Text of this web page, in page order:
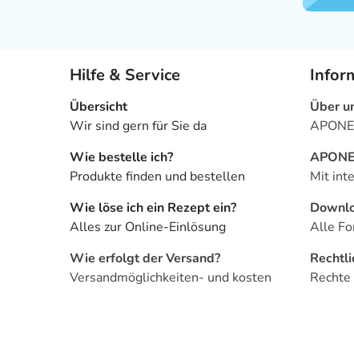
Hilfe & Service
Übersicht
Wir sind gern für Sie da
Wie bestelle ich?
Produkte finden und bestellen
Wie löse ich ein Rezept ein?
Alles zur Online-Einlösung
Wie erfolgt der Versand?
Versandmöglichkeiten- und kosten
Über
Mit
Alle